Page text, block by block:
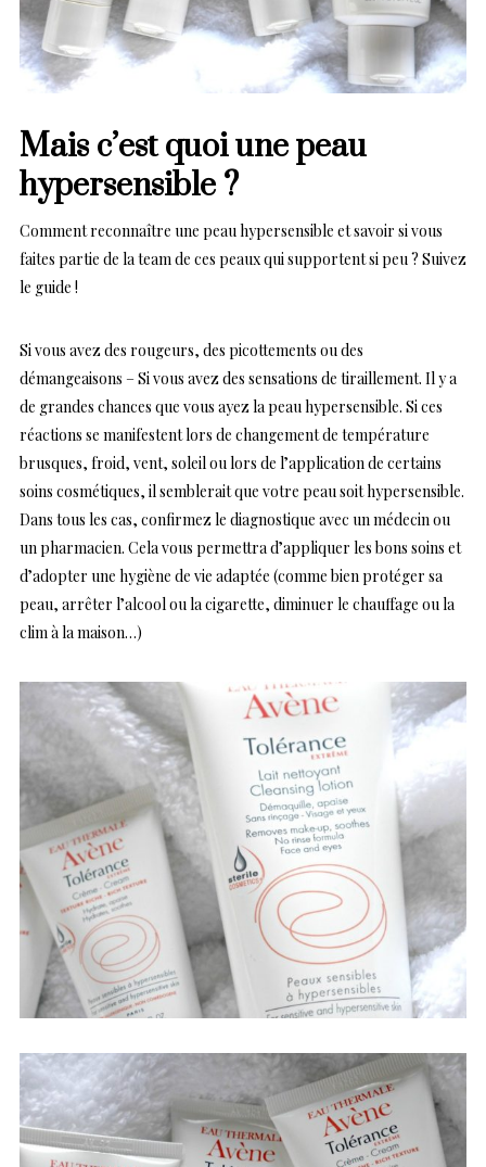
Mais c’est quoi une peau
hypersensible ?
Comment reconnaître une peau hypersensible et savoir si vous
faites partie de la team de ces peaux qui supportent si peu ? Suivez
le guide !
Si vous avez des rougeurs, des picottements ou des
démangeaisons – Si vous avez des sensations de tiraillement. Il y a
de grandes chances que vous ayez la peau hypersensible. Si ces
réactions se manifestent lors de changement de température
brusques, froid, vent, soleil ou lors de l’application de certains
soins cosmétiques, il semblerait que votre peau soit hypersensible.
Dans tous les cas, confirmez le diagnostique avec un médecin ou
un pharmacien. Cela vous permettra d’appliquer les bons soins et
d’adopter une hygiène de vie adaptée (comme bien protéger sa
peau, arrêter l’alcool ou la cigarette, diminuer le chauffage ou la
clim à la maison…)